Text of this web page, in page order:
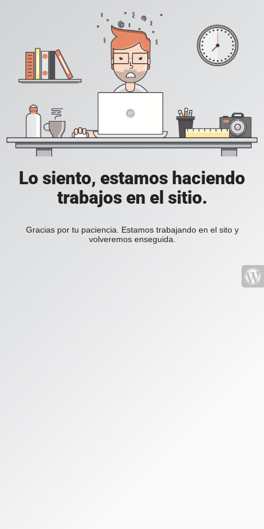
Lo siento, estamos haciendo
trabajos en el sitio.
Gracias por tu paciencia. Estamos trabajando en el sito y
volveremos enseguida.